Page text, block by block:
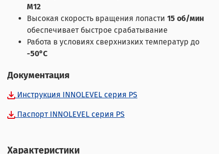
M12
Высокая скорость вращения лопасти 15 об/мин
обеспечивает быстрое срабатывание
Работа в условиях сверхнизких температур до
-50°С
Документация
Инструкция INNOLEVEL серия PS
Паспорт INNOLEVEL cерия PS
Характеристики